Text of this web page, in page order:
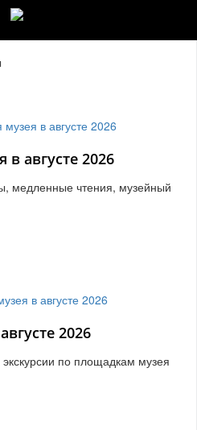
августе 2026
медленные чтения, музейный
2026
по площадкам музея